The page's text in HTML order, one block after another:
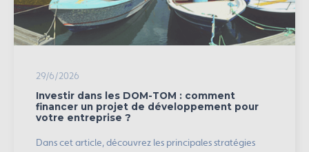
29/6/2026
Investir dans les DOM-TOM : comment
financer un projet de développement pour
votre entreprise ?
Dans cet article, découvrez les principales stratégies